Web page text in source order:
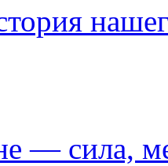
— сила,